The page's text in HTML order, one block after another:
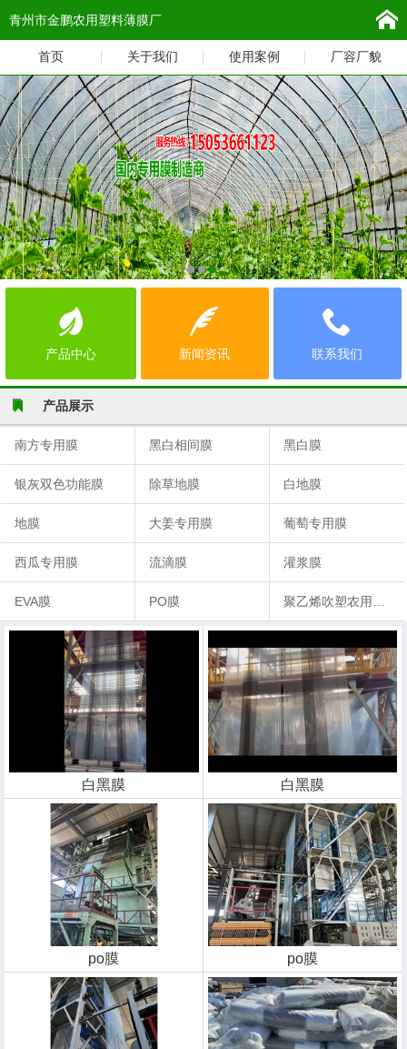
青州市金鹏农用塑料薄膜厂
首页 关于我们 使用案例 厂容厂貌
产品中心 新闻资讯 联系我们
产品展示
南方专用膜 黑白相间膜 黑白膜
银灰双色功能膜 除草地膜 白地膜
地膜 大姜专用膜 葡萄专用膜
西瓜专用膜 流滴膜 灌浆膜
EVA膜 PO膜
白黑膜 白黑膜
po膜 po膜